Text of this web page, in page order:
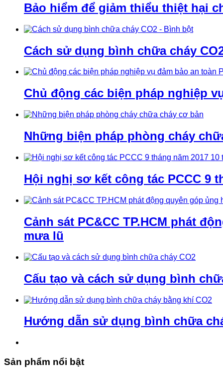
Bảo hiểm để giảm thiểu thiệt hại
Cách sử dụng bình chữa cháy
Chủ động các biện pháp nghiệp
Những biện pháp phòng cháy
Hội nghị sơ kết công tác PCCC 9
Cảnh sát PC&CC TP.HCM phát
mưa lũ
Cấu tạo và cách sử dụng bình
Hướng dẫn sử dụng bình chữa
Sản phẩm nổi bật